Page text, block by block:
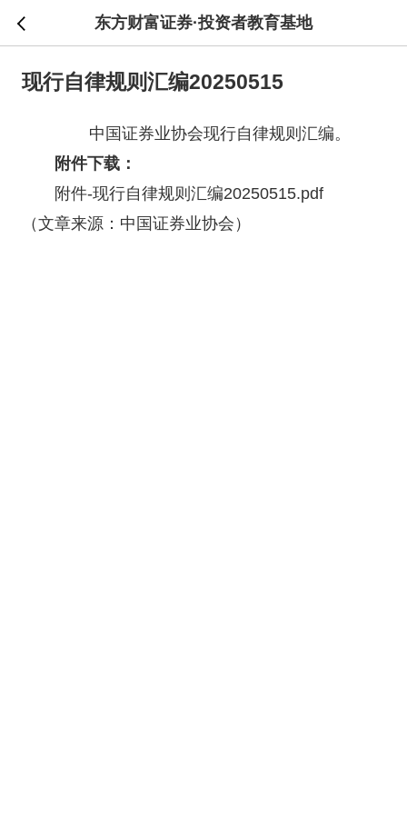
东方财富证券·投资者教育基地
现行自律规则汇编20250515
中国证券业协会现行自律规则汇编。
附件下载：
附件-现行自律规则汇编20250515.pdf
（文章来源：中国证券业协会）